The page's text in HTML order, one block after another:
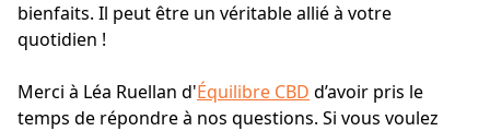
bienfaits. Il peut être un véritable allié à votre
quotidien !
Merci à Léa Ruellan d'Équilibre CBD d’avoir pris le
temps de répondre à nos questions. Si vous voulez